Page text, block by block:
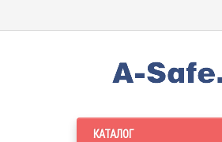
КАТАЛОГ